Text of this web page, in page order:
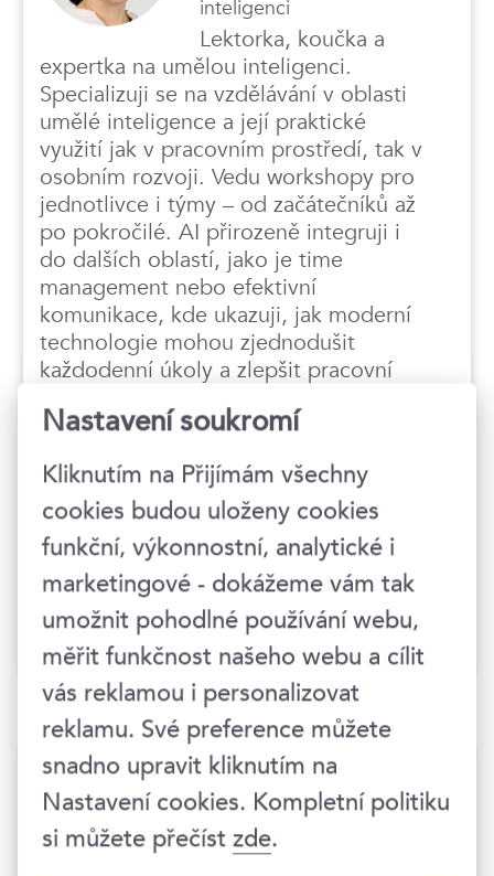
inteligenci
Lektorka, koučka a
expertka na umělou inteligenci.
Specializuji se na vzdělávání v oblasti
umělé inteligence a její praktické
využití jak v pracovním prostředí, tak v
osobním rozvoji. Vedu workshopy pro
jednotlivce i týmy – od začátečníků až
po pokročilé. AI přirozeně integruji i
do dalších oblastí, jako je time
management nebo efektivní
komunikace, kde ukazuji, jak moderní
technologie mohou zjednodušit
každodenní úkoly a zlepšit pracovní
moje školení kombinují koučovací
prvky, které účastníkům pomáhají
nacházet vlastní řešení a okamžitě je
uplatnit v praxi. Mám za sebou studium
na VŠE, zkušenosti z marketingu v
korporátní sféře a vedení strategického
rozvoje neziskové organizace.
Termíny konání
Hlídat nové termíny
Nastavení soukromí
Kliknutím na Přijímám všechny
cookies budou uloženy cookies
funkční, výkonnostní, analytické i
marketingové - dokážeme vám tak
umožnit pohodlné používání webu,
měřit funkčnost našeho webu a cílit
vás reklamou i personalizovat
reklamu. Své preference můžete
snadno upravit kliknutím na
Nastavení cookies. Kompletní politiku
si můžete přečístzde.